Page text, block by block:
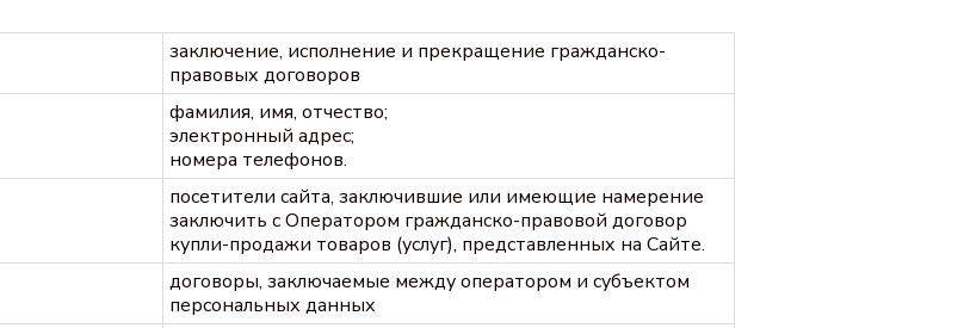
заключение, исполнение и прекращение гражданско-
правовых договоров
фамилия, имя, отчество;
электронный адрес;
номера телефонов.
посетители сайта, заключившие или имеющие намерение
заключить с Оператором гражданско-правовой договор
купли-продажи товаров (услуг), представленных на Сайте.
договоры, заключаемые между оператором и субъектом
персональных данных